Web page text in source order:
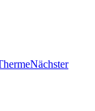
Nächster